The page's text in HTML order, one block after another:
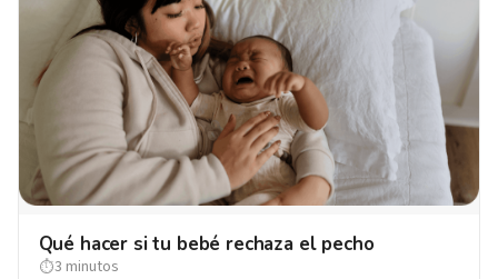
Qué hacer si tu bebé rechaza el pecho
⏱3 minutos